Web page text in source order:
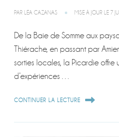
PAR LÉA CAZANAS MISE À JOUR LE 7
De la Baie de Somme aux
Thiérache, en passant par
sorties locales, la Picardie offre
d’expériences …
CONTINUER LA LECTURE